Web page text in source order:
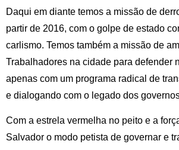
Daqui em diante temos a missão de
partir de 2016, com o golpe de estado
carlismo. Temos também a missão de
Trabalhadores na cidade para defender
apenas com um programa radical de
e dialogando com o legado dos
Com a estrela vermelha no peito e a
Salvador o modo petista de governar e